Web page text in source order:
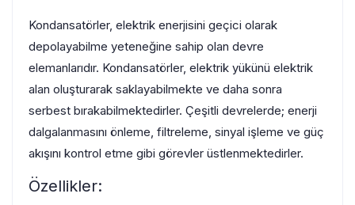
Kondansatörler, elektrik enerjisini geçici olarak
depolayabilme yeteneğine sahip olan devre
elemanlarıdır. Kondansatörler, elektrik yükünü elektrik
alan oluşturarak saklayabilmekte ve daha sonra
serbest bırakabilmektedirler. Çeşitli devrelerde; enerji
dalgalanmasını önleme, filtreleme, sinyal işleme ve güç
akışını kontrol etme gibi görevler üstlenmektedirler.
Özellikler: